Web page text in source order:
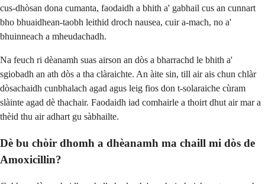
cus-dhòsan dona cumanta, faodaidh a bhith a' gabhail cus an cunnart
bho bhuaidhean-taobh leithid droch nausea, cuir a-mach, no a'
bhuinneach a mheudachadh.
Na feuch ri dèanamh suas airson an dòs a bharrachd le bhith a'
sgiobadh an ath dòs a tha clàraichte. An àite sin, till air ais chun chlàr
dòsachaidh cunbhalach agad agus leig fios don t-solaraiche cùram
slàinte agad dè thachair. Faodaidh iad comhairle a thoirt dhut air mar a
thèid thu air adhart gu sàbhailte.
Dè bu chòir dhomh a dhèanamh ma chaill mi dòs de
Amoxicillin?